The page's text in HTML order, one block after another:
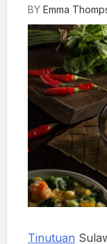
BY Emma
Tinutuan